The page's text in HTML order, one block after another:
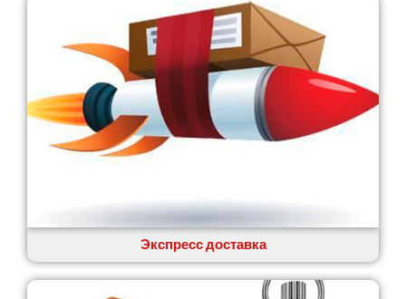
Южноукраинск
Запорожье
Заречаны
Зазимье
Здолбунов
Змиев
Звенигородка
Звягель
Экспресс доставка